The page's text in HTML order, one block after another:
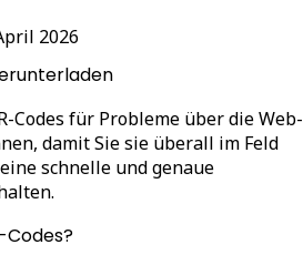
2026
Codes für Probleme über die Web-
damit Sie sie überall im Feld
schnelle und genaue
Codes?